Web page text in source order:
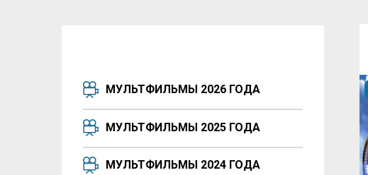
МУЛЬТФИЛЬМЫ 2026 ГОДА
МУЛЬТФИЛЬМЫ 2025 ГОДА
МУЛЬТФИЛЬМЫ 2024 ГОДА